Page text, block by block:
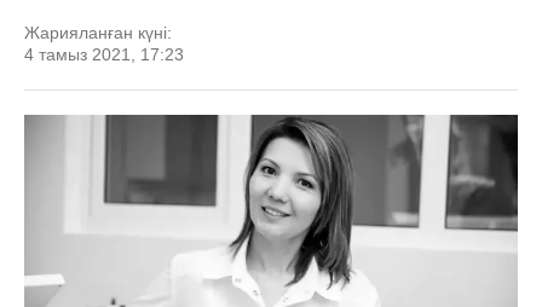
Жарияланған күні:
4 тамыз 2021, 17:23